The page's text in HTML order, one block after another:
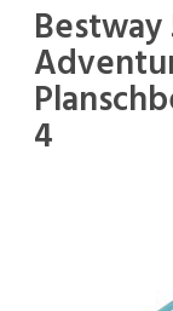
Bestway
4